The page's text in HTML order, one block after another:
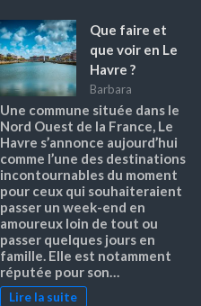
Que faire et
que voir en Le
Havre ?
Barbara
Une commune située dans le
Nord Ouest de la France, Le
Havre s’annonce aujourd’hui
comme l’une des destinations
incontournables du moment
pour ceux qui souhaiteraient
passer un week-end en
amoureux loin de tout ou
passer quelques jours en
famille. Elle est notamment
réputée pour son…
Lire la suite